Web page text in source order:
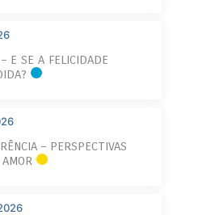
E SE A FELICIDADE
– PERSPECTIVAS